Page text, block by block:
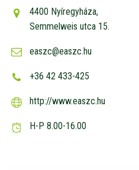
4400 Nyíregyháza,
Semmelweis utca 15.
easzc@easzc.hu
+36 42 433-425
http://www.easzc.hu
H-P 8.00-16.00